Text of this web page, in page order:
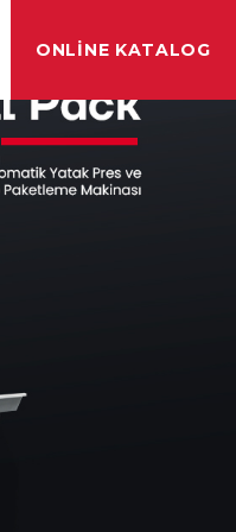
ONLINE KATALOG